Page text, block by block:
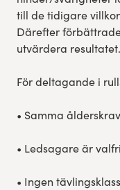
till de tidigare
Därefter
utvärdera resultatet.
För deltagande i
• Samma
• Ledsagare är
• Ingen tävlingsklass